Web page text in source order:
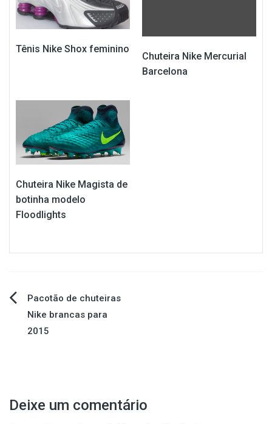
Tênis Nike Shox feminino
Chuteira Nike Mercurial
Barcelona
Chuteira Nike Magista de
botinha modelo
Floodlights
Navegação
de
Pacotão de chuteiras
Nike brancas para
2015
Deixe um comentário